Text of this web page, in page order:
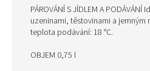
PÁROVÁNÍ S JÍDLEM A
uzeninami, těstovinami a jemným
teplota podávání: 18 °C.
OBJEM 0,75 l